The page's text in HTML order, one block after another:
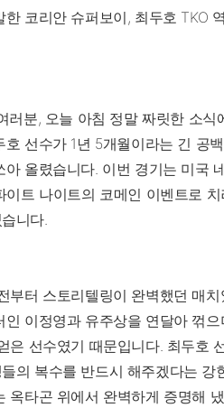
러분, 오늘 아침 정말 짜릿한 소
선수가 1년 5개월이라는 긴 공
올렸습니다. 이번 경기는 미국
이트 나이트의 코메인 이벤트로
니다.
부터 스토리텔링이 완벽했던 매
이정영과 유주상을 연달아 꺾
은 선수였기 때문입니다. 최두호
의 복수를 반드시 해주겠다는 강
옥타곤 위에서 완벽하게 증명해